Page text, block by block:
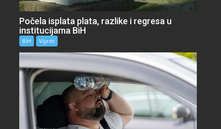
Počela isplata plata, razlike i regresa u
institucijama BiH
BiH Vijesti